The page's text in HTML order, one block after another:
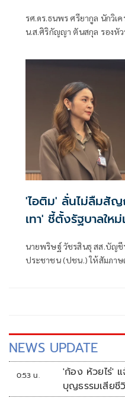
รศ.ดร.ธนพร ศรียากูล นักวิเ
น.ส.ศิริกัญญา ตันสกุล รองหั
พรรคภูมิใจไทย ก็จำเป็นต้อ
'ไอติม' ลั่นไม่ลืมสัญ
เทา' ชี้ตั้งรัฐบาลให
นายพริษฐ์ วัชรสินธุ สส.บัญ
ประชาชน (ปชน.) ให้สัมภา
NEWS UPDATE
0:53 น.
'ก้อง ห้วยไร่'
บุญธรรมเสียชี